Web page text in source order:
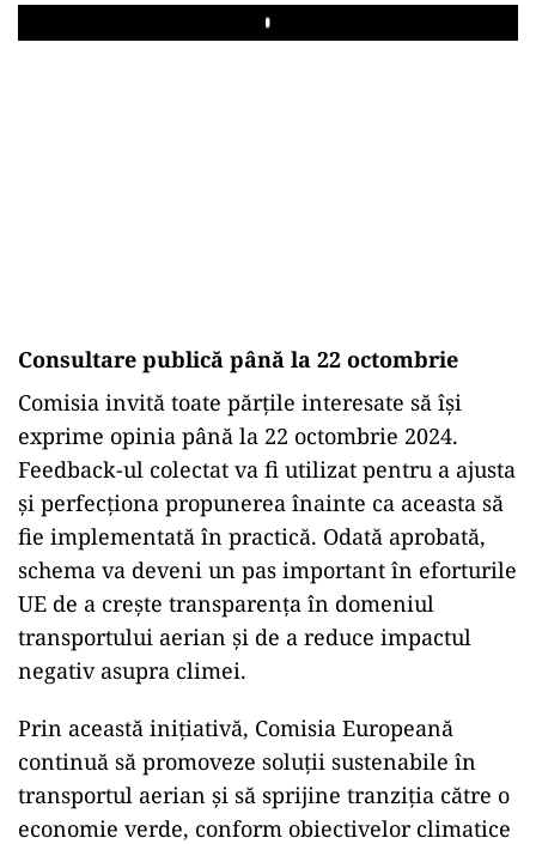
Play
Consultare publică până la 22 octombrie
Comisia invită toate părțile interesate să își
exprime opinia până la 22 octombrie 2024.
Feedback-ul colectat va fi utilizat pentru a ajusta
și perfecționa propunerea înainte ca aceasta să
fie implementată în practică. Odată aprobată,
schema va deveni un pas important în eforturile
UE de a crește transparența în domeniul
transportului aerian și de a reduce impactul
negativ asupra climei.
Prin această inițiativă, Comisia Europeană
continuă să promoveze soluții sustenabile în
transportul aerian și să sprijine tranziția către o
economie verde, conform obiectivelor climatice